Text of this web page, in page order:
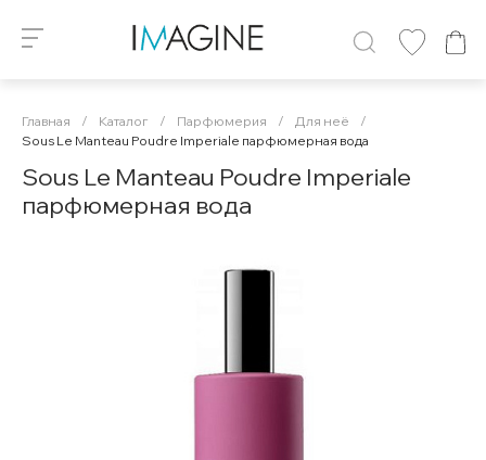
Главная / Каталог / Парфюмерия / Для неё
/
Sous Le Manteau Poudre Imperiale парфюмерная вода
Sous Le Manteau Poudre Imperiale
парфюмерная вода